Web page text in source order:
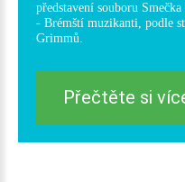
představení souboru
- Brémští muzikanti, podle
Grimmů.
Přečtěte si